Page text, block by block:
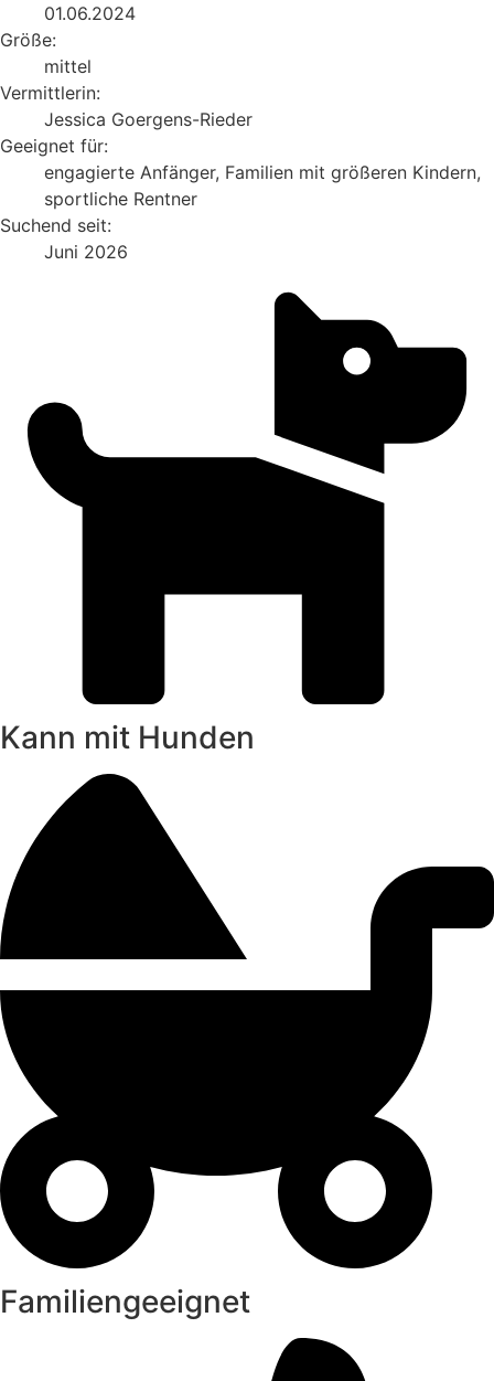
01.06.2024
Größe:
mittel
Vermittlerin:
Jessica Goergens-Rieder
Geeignet für:
engagierte Anfänger, Familien mit größeren Kindern,
sportliche Rentner
Suchend seit:
Juni 2026
Kann mit Hunden
Familiengeeignet